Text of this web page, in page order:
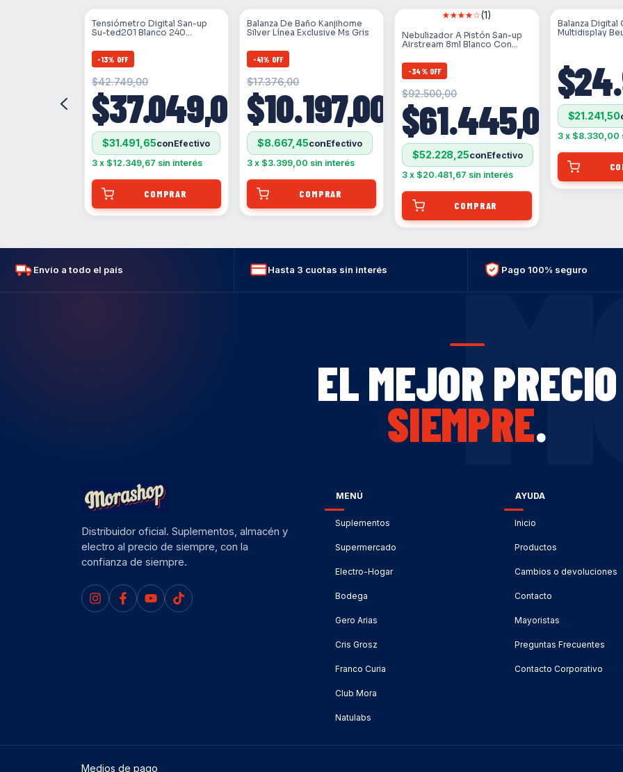
presión
Tensiómetro Digital San-up
Su-ted201 Blanco 240
-13% OFF
$37.049,00
$42.749,00
$31.491,65con
3 x $12.349,67 sin interés
Balanza De Baño Kanjihome
Silver Línea Exclusive Ms Gris
-41% OFF
$10.197,00
$17.376,00
$8.667,45con
3 x $3.399,00 sin interés
(1)
Nebulizador A Pistón San-up
Airstream 8ml Blanco Con
-34 % OFF
$61.445,00
$92.500,00
$52.228,25con
3 x $20.481,67 sin interés
Balanza Digital
Multidisplay
$21.241,50
3 x $8.330,00
Envío a todo el país Hasta 3 cuotas sin interés Pago 100% seguro
EL MEJOR PRECIO
SIEMPRE.
Distribuidor oficial. Suplementos, almacén y
electro al precio de siempre, con la
confianza de siempre.
MENÚ
Suplementos
Supermercado
Electro-Hogar
Bodega
Gero Arias
Cris Grosz
Franco Curia
Club Mora
Natulabs
AYUDA
Inicio
Productos
Cambios o devoluciones
Contacto
Mayoristas
Preguntas Frecuentes
Contacto Corporativo
Medios de pago